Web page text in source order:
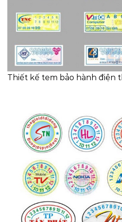
Thiết kế tem bảo hành điện